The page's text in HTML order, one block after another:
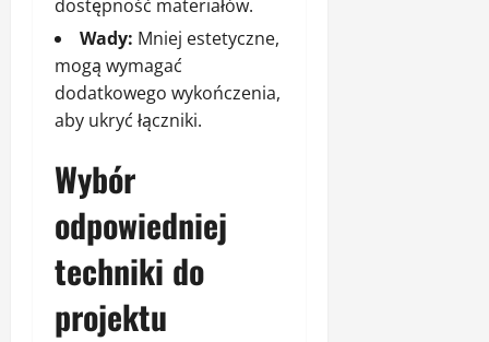
dostępność materiałów.
Wady: Mniej estetyczne,
mogą wymagać
dodatkowego wykończenia,
aby ukryć łączniki.
Wybór
odpowiedniej
techniki do
projektu